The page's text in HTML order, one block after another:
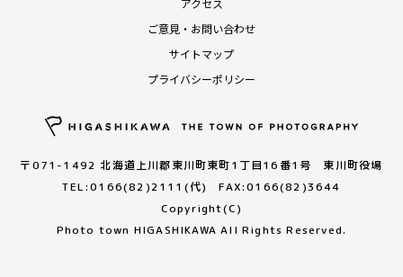
アクセス
ご意見・お問い合わせ
サイトマップ
プライバシーポリシー
〒071-1492 北海道上川郡東川町東町1丁目16番1号 東川町役場
TEL:0166(82)2111(代) FAX:0166(82)3644
Copyright(C)
Photo town HIGASHIKAWA All Rights Reserved.